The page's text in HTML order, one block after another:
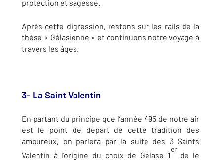
protection et sagesse.
Après cette digression, restons sur les rails de la
thèse « Gélasienne » et continuons notre voyage à
travers les âges.
3- La Saint Valentin
En partant du principe que l’année 495 de notre air
est le point de départ de cette tradition des
amoureux, on parlera par la suite des 3 Saints
Valentin à l’origine du choix de Gélase 1
er
de le